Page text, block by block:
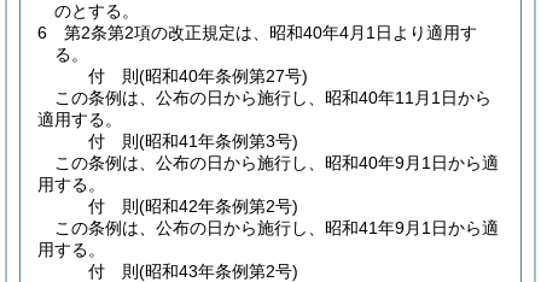
のとする。
6
第2条第2項の改正規定は、昭和40年4月1日より適用す
る。
付 則(昭和40年条例第27号)
この条例は、公布の日から施行し、昭和40年11月1日から
適用する。
付 則(昭和41年条例第3号)
この条例は、公布の日から施行し、昭和40年9月1日から適
用する。
付 則(昭和42年条例第2号)
この条例は、公布の日から施行し、昭和41年9月1日から適
用する。
付 則(昭和43年条例第2号)